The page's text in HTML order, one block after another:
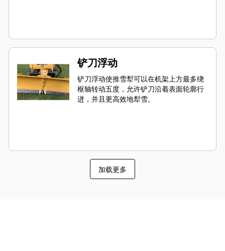
铲刀浮动
铲刀浮动使推雪犁可以在机架上方最多绕
枢轴转动五度，允许铲刀沿着表面轮廓行
进，并且更高效地犁雪。
加载更多